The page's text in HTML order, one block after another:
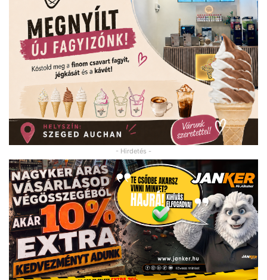
- Hirdetés -